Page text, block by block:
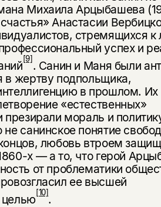
Михаила Арцыбашева
Анастасии
стре­мящихся к
успех и
[9]. Санин и Маня были
в жертву подпольщика,
в прошлом. Их
«естественных»
прези­рали мораль и
санинское понятие
любовь втроем
х — а то, что герой
от проб­лематики
ее высшей
целью[10].